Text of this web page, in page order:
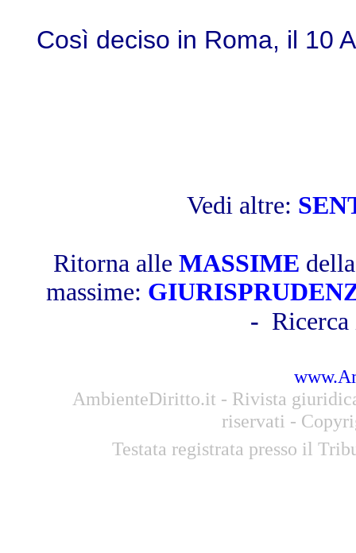
Così deciso in Roma, il 10
Vedi altre:
Ritorna alle MASSIME
massime:
-
AmbienteDiritto.it - Rivista
riservati -
Testata registrata presso il